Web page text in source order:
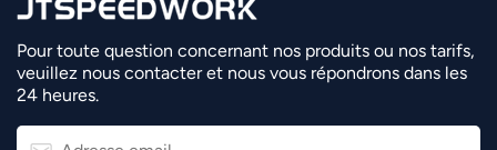
Polski
Pour toute question concernant nos produits ou nos tarifs,
veuillez nous contacter et nous vous répondrons dans les
24 heures.